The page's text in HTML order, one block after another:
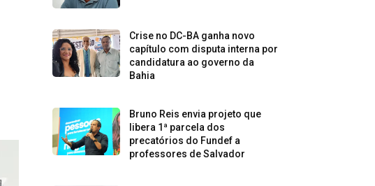
Crise no DC-BA ganha novo
capítulo com disputa interna por
candidatura ao governo da
Bahia
Bruno Reis envia projeto que
libera 1ª parcela dos
precatórios do Fundef a
professores de Salvador